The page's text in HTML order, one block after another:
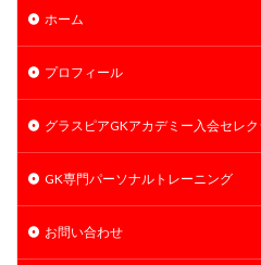
ホーム
プロフィール
グラスピアGKアカデミー入会セレ
GK専門パーソナルトレーニング
お問い合わせ